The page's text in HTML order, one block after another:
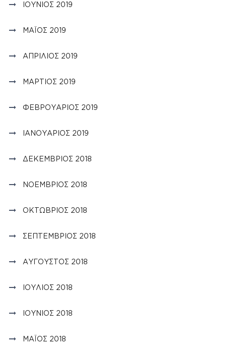
ΙΟΎΝΙΟΣ 2019
ΜΆΙΟΣ 2019
ΑΠΡΊΛΙΟΣ 2019
ΜΆΡΤΙΟΣ 2019
ΦΕΒΡΟΥΆΡΙΟΣ 2019
ΙΑΝΟΥΆΡΙΟΣ 2019
ΔΕΚΈΜΒΡΙΟΣ 2018
ΝΟΈΜΒΡΙΟΣ 2018
ΟΚΤΏΒΡΙΟΣ 2018
ΣΕΠΤΈΜΒΡΙΟΣ 2018
ΑΎΓΟΥΣΤΟΣ 2018
ΙΟΎΛΙΟΣ 2018
ΙΟΎΝΙΟΣ 2018
ΜΆΙΟΣ 2018